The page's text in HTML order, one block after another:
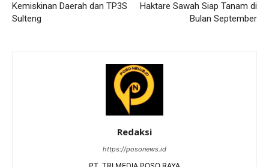
Kemiskinan Daerah dan TP3S
Sulteng
Haktare Sawah Siap Tanam di
Bulan September
Redaksi
https://posonews.id